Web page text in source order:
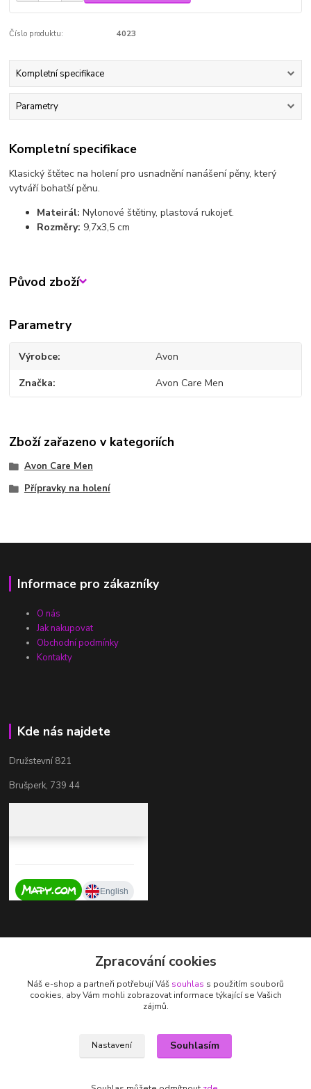
Číslo produktu: 4023
Kompletní specifikace
Parametry
Kompletní specifikace
Klasický štětec na holení pro usnadnění nanášení pěny, který
vytváří bohatší pěnu.
Mateirál: Nylonové štětiny, plastová rukojeť.
Rozměry: 9,7x3,5 cm
Původ zboží
Parametry
Výrobce Avon
Značka Avon Care Men
Zboží zařazeno v kategoriích
Avon Care Men
Přípravky na holení
Informace pro zákazníky
O nás
Jak nakupovat
Obchodní podmínky
Kontakty
Kde nás najdete
Družstevní 821
Brušperk, 739 44
+420 737 725 324
(Po-Pá, 9-17 hod.)
Zpracování cookies
Náš e-shop a partneři potřebují Váš souhlas s použitím souborů
cookies, aby Vám mohli zobrazovat informace týkající se Vašich
zájmů.
Nastavení Souhlasím